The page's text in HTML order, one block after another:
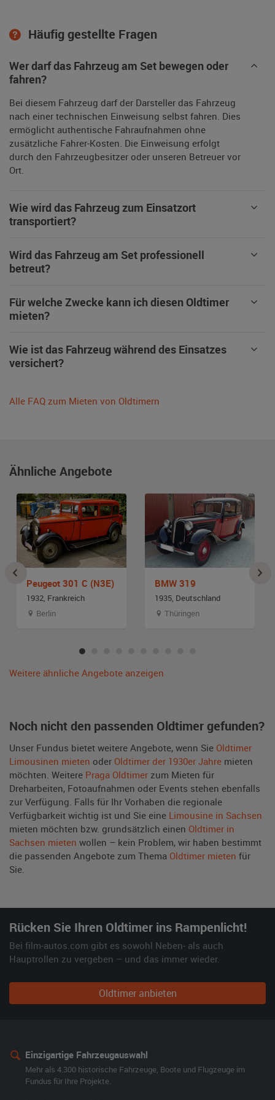
Häufig gestellte Fragen
Wer darf das Fahrzeug am Set bewegen oder
fahren?
Bei diesem Fahrzeug darf der Darsteller das Fahrzeug
nach einer technischen Einweisung selbst fahren. Dies
ermöglicht authentische Fahraufnahmen ohne
zusätzliche Fahrer-Kosten. Die Einweisung erfolgt
durch den Fahrzeugbesitzer oder unseren Betreuer vor
Ort.
Wie wird das Fahrzeug zum Einsatzort
transportiert?
Wird das Fahrzeug am Set professionell
betreut?
Für welche Zwecke kann ich diesen Oldtimer
mieten?
Wie ist das Fahrzeug während des Einsatzes
versichert?
Alle FAQ zum Mieten von Oldtimern
Ähnliche Angebote
Peugeot 301 C (N3E)
1932, Frankreich
Berlin
BMW 319
1935, Deutschland
Thüringen
Weitere ähnliche Angebote anzeigen
Noch nicht den passenden Oldtimer gefunden?
Unser Fundus bietet weitere Angebote, wenn Sie Oldtimer
Limousinen mieten oder Oldtimer der 1930er Jahre mieten
möchten. Weitere Praga Oldtimer zum Mieten für
Dreharbeiten, Fotoaufnahmen oder Events stehen ebenfalls
zur Verfügung. Falls für Ihr Vorhaben die regionale
Verfügbarkeit wichtig ist und Sie eine Limousine in Sachsen
mieten möchten bzw. grundsätzlich einen Oldtimer in
Sachsen mieten wollen – kein Problem, wir haben bestimmt
die passenden Angebote zum Thema Oldtimer mieten für
Sie.
Rücken Sie Ihren Oldtimer ins Rampenlicht!
Bei film-autos.com gibt es sowohl Neben- als auch
Hauptrollen zu vergeben – und das immer wieder.
Oldtimer anbieten
Einzigartige Fahrzeugauswahl
Mehr als 4.300 historische Fahrzeuge, Boote und Flugzeuge im
Fundus für Ihre Projekte.